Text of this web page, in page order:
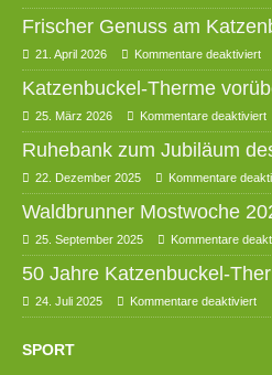
Frischer Genuss am
21. April 2026 Kommentare deaktiviert
Katzenbuckel-Therme
25. März 2026 Kommentare deaktiviert
Ruhebank zum Jubiläum
22. Dezember 2025 Kommentare
Waldbrunner Mostwoche
25. September 2025 Kommentare
50 Jahre Katzenbuckel-
24. Juli 2025 Kommentare deaktiviert
SPORT